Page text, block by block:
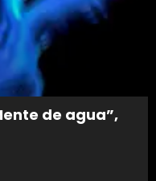
de agua”,